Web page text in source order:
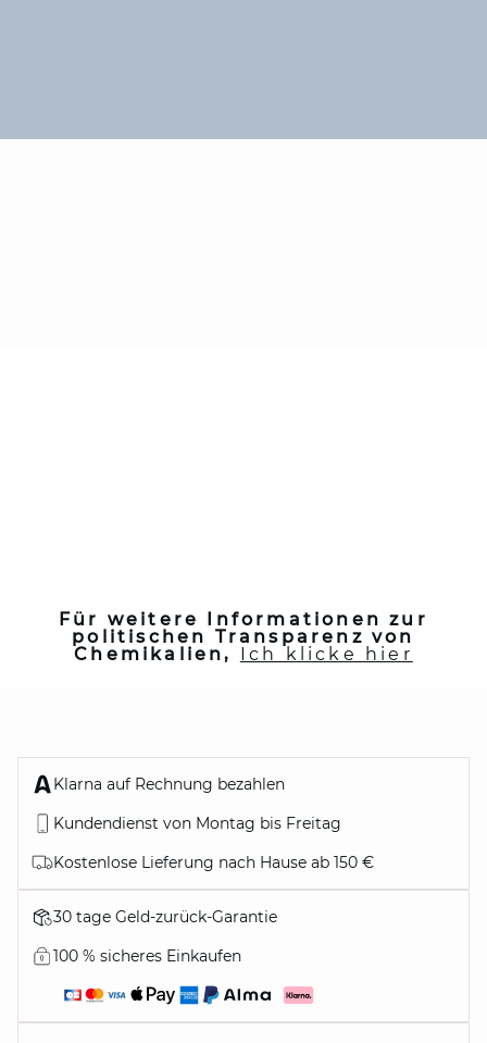
Für weitere Informationen zur
politischen Transparenz von
Chemikalien, Ich klicke hier
relationclient@maison123.com
Klarna auf Rechnung bezahlen
Kundendienst von Montag bis Freitag
Kostenlose Lieferung nach Hause ab 150 €
30 tage Geld-zurück-Garantie
100 % sicheres Einkaufen